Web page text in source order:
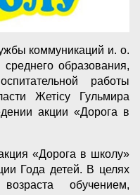
коммуникаций и. о.
среднего образования,
работы
Жетісу Гульмира
акции «Дорога в
«Дорога в школу»
Года детей. В целях
обучением,